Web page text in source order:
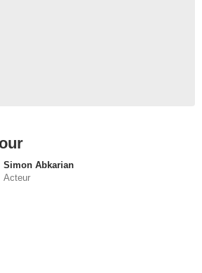
Simon Abkarian
Acteur